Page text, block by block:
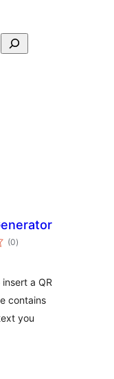
(0toplam
puan
)
a QR
contains
you